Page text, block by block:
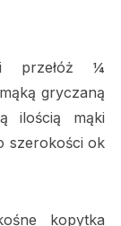
przełóż ¼
gryczaną
ilością mąki
szerokości ok
kopytka